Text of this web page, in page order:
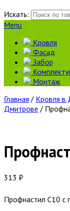
Искать:
Menu
Кровля
Фасад
Забор
Монтаж
Главная / Кровля в
Дмитрове /
313 ₽
Профнастил С10 с